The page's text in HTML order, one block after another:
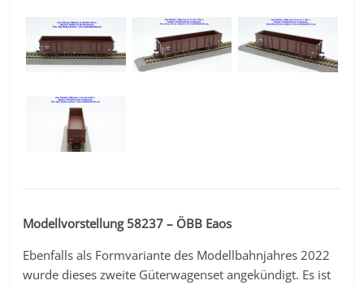
Modellvorstellung 58237 – ÖBB Eaos
Ebenfalls als Formvariante des Modellbahnjahres 2022
wurde dieses zweite Güterwagenset angekündigt. Es ist